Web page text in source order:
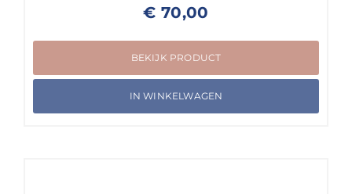
€ 70,00
BEKIJK PRODUCT
IN WINKELWAGEN